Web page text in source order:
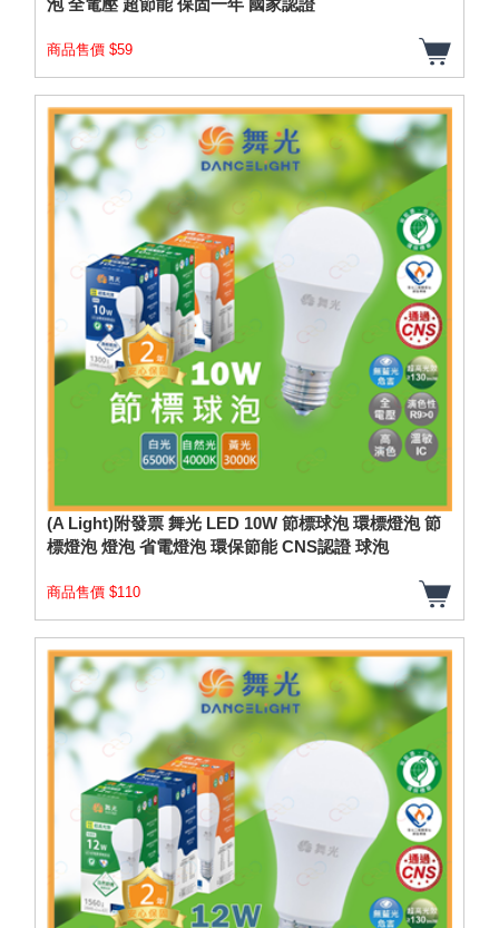
泡 全電壓 超節能 保固一年 國家認證
商品售價 $59
(A Light)附發票 舞光 LED 10W 節標球泡 環標燈泡 節
標燈泡 燈泡 省電燈泡 環保節能 CNS認證 球泡
商品售價 $110